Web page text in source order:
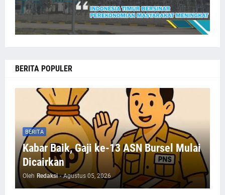
BERITA POPULER
BERITA
Kabar Baik, Gaji ke-13 ASN Bursel Mulai
Dicairkan
Oleh Redaksi - Agustus 05, 2026